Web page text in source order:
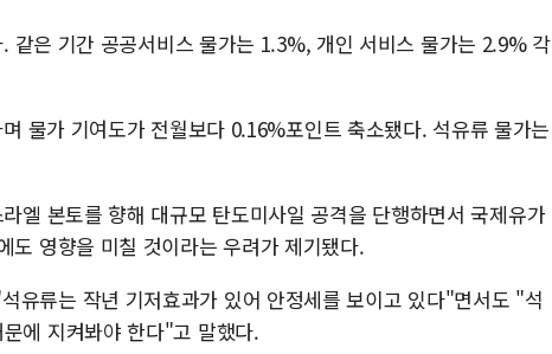
같은 기간 공공서비스 물가는 1.3%, 개인 서비스 물가는 2.9% 각
물가 기여도가 전월보다 0.16%포인트 축소됐다. 석유류 물가는
엘 본토를 향해 대규모 탄도미사일 공격을 단행하면서 국제유가
도 영향을 미칠 것이라는 우려가 제기됐다.
유류는 작년 기저효과가 있어 안정세를 보이고 있다"면서도 "석
에 지켜봐야 한다"고 말했다.